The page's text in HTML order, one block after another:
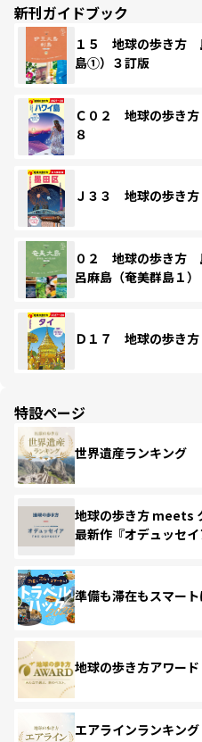
新刊ガイドブック
１５ 地球の歩き方
島①）３訂版
Ｃ０２ 地球の歩き
８
Ｊ３３ 地球の歩き
０２ 地球の歩き
呂麻島（奄美群島１
Ｄ１７ 地球の歩き
特設ページ
世界遺産ランキング
地球の歩き方 meets
最新作『オデュッセイ
準備も滞在もスマー
地球の歩き方アワー
エアラインランキン